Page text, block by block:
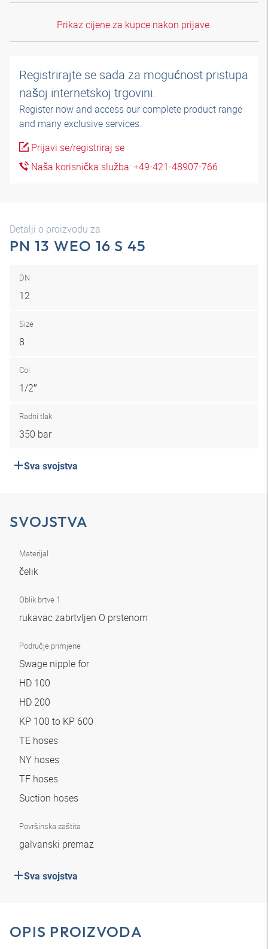
Prikaz cijene za kupce nakon prijave.
Registrirajte se sada za mogućnost pristupa
našoj internetskoj trgovini.
Register now and access our complete product range
and many exclusive services.
Prijavi se/registriraj se
Naša korisnička služba: +49-421-48907-766
Detalji o proizvodu za
PN 13 WEO 16 S 45
DN
12
Size
8
Col
1/2″
Radni tlak
350 bar
Sva svojstva
SVOJSTVA
Materijal
čelik
Oblik brtve 1
rukavac zabrtvljen O prstenom
Područje primjene
Swage nipple for
HD 100
HD 200
KP 100 to KP 600
TE hoses
NY hoses
TF hoses
Suction hoses
Površinska zaštita
galvanski premaz
Sva svojstva
OPIS PROIZVODA